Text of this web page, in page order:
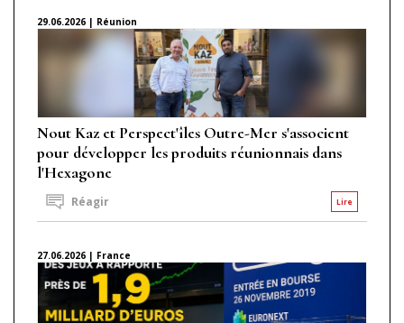
29.06.2026 | Réunion
Nout Kaz et Perspect'îles Outre-Mer s'associent
pour développer les produits réunionnais dans
l'Hexagone
Lire
Réagir
27.06.2026 | France